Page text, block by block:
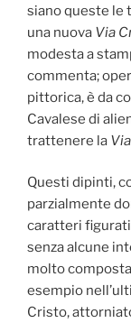
siano queste le
una nuova Via
modesta a
commenta;
pittorica, è da
Cavalese di
trattenere la
Questi dipinti,
parzialmente
caratteri
senza alcune
molto
esempio
Cristo,